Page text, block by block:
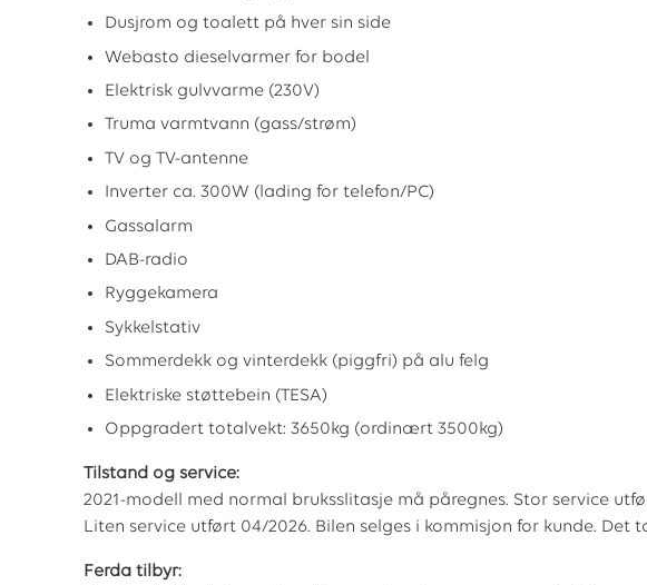
Dusjrom og toalett på hver sin side
Webasto dieselvarmer for bodel
Elektrisk gulvvarme (230V)
Truma varmtvann (gass/strøm)
TV og TV-antenne
Inverter ca. 300W (lading for telefon/PC)
Gassalarm
DAB-radio
Ryggekamera
Sykkelstativ
Sommerdekk og vinterdekk (piggfri) på alu felg
Elektriske støttebein (TESA)
Oppgradert totalvekt: 3650kg (ordinært 3500kg)
Tilstand og service:
2021-modell med normal bruksslitasje må påregnes. Stor service
Liten service utført 04/2026. Bilen selges i kommisjon for kunde. Det
Ferda tilbyr: